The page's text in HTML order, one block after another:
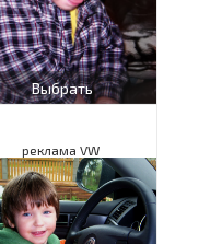
Выбрать
реклама VW